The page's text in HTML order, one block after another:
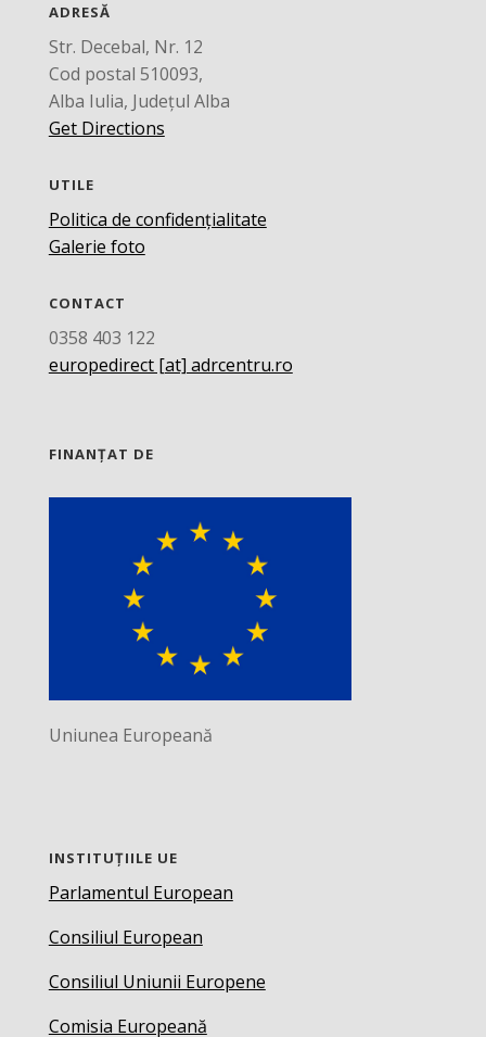
ADRESĂ
Str. Decebal, Nr. 12
Cod postal 510093,
Alba Iulia, Județul Alba
Get Directions
UTILE
Politica de confidențialitate
Galerie foto
CONTACT
0358 403 122
europedirect [at] adrcentru.ro
FINANȚAT DE
Uniunea Europeană
INSTITUȚIILE UE
Parlamentul European
Consiliul European
Consiliul Uniunii Europene
Comisia Europeană